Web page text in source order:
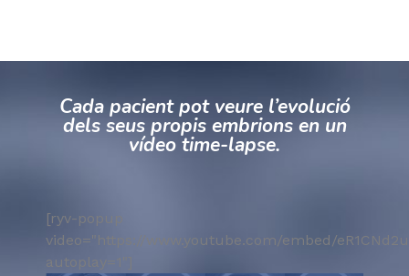
Cada pacient pot veure l’evolució
dels seus propis embrions en un
vídeo time-lapse.
[ryv-popup
video="https://www.youtube.com/embed/
autoplay=1"]